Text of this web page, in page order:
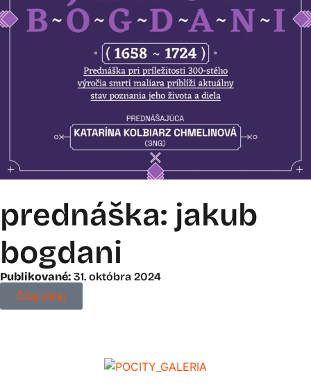
prednáška: jakub
bogdani
Publikované: 31. októbra 2024
Čítaj ďalej